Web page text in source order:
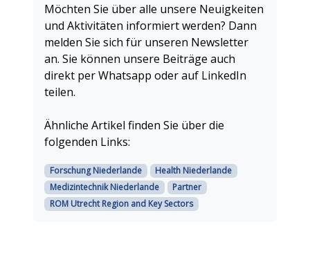
Möchten Sie über alle unsere Neuigkeiten
und Aktivitäten informiert werden? Dann
melden Sie sich für unseren Newsletter
an. Sie können unsere Beiträge auch
direkt per Whatsapp oder auf LinkedIn
teilen.
Ähnliche Artikel finden Sie über die
folgenden Links:
Forschung Niederlande
Health Niederlande
Medizintechnik Niederlande
Partner
ROM Utrecht Region and Key Sectors